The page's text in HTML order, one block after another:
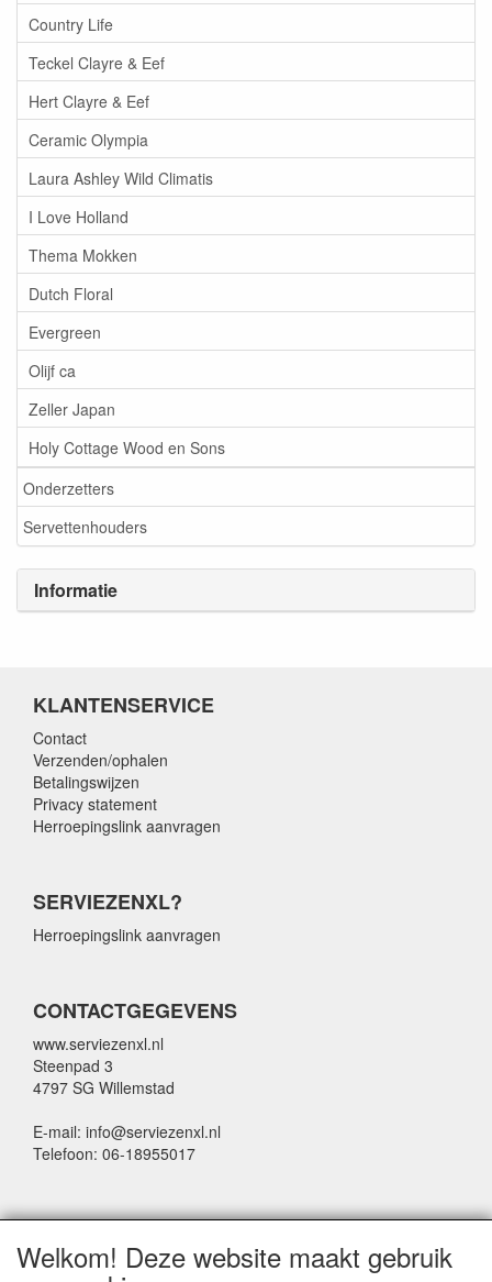
Country Life
Teckel Clayre & Eef
Hert Clayre & Eef
Ceramic Olympia
Laura Ashley Wild Climatis
I Love Holland
Thema Mokken
Dutch Floral
Evergreen
Olijf ca
Zeller Japan
Holy Cottage Wood en Sons
Onderzetters
Servettenhouders
Informatie
KLANTENSERVICE
Contact
Verzenden/ophalen
Betalingswijzen
Privacy statement
Herroepingslink aanvragen
SERVIEZENXL?
Herroepingslink aanvragen
CONTACTGEGEVENS
www.serviezenxl.nl
Steenpad 3
4797 SG Willemstad
E-mail: info@serviezenxl.nl
Telefoon: 06-18955017
Voornaam
Welkom! Deze website maakt gebruik